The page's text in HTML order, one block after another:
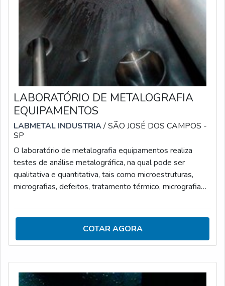
LABORATÓRIO DE METALOGRAFIA
EQUIPAMENTOS
LABMETAL INDUSTRIA/ SÃO JOSÉ DOS CAMPOS -
SP
O laboratório de metalografia equipamentos realiza
testes de análise metalográfica, na qual pode ser
qualitativa e quantitativa, tais como microestruturas,
micrografias, defeitos, tratamento térmico, micrografia
análises, como a análise de corrosão. São aplicados na
ferrosos e não ferrosos.APLICAÇÕES DO PROCESSO
DO LABORATÓRIO METALOGRÁFICA DE
COTAR AGORA